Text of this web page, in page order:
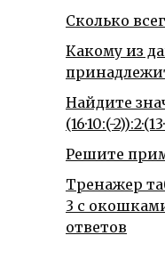
Сколько
Какому из
Найдите
(16·10:(-
Решите
Тренажер
3 с
ответов